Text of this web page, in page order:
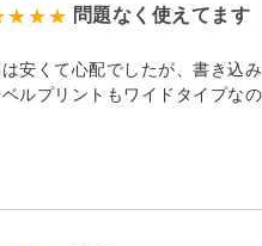
問題なく使えてます
安くて心配でしたが、書き込
ベルプリントもワイドタイプなの